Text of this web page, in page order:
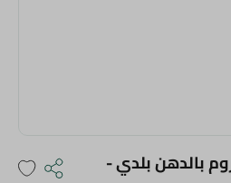
بالدهن بلدي -